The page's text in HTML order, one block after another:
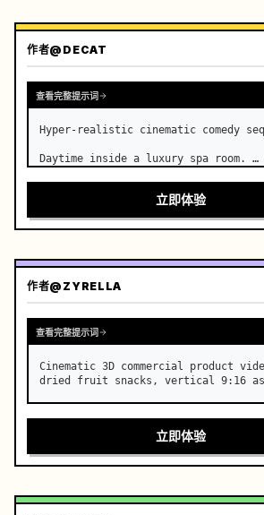
作者@DECAT
查看完整提示词
Hyper-realistic cinematic comedy
Daytime inside a luxury spa room. …
立即体验
作者@ZYRELLA
查看完整提示词
Cinematic 3D commercial product
dried fruit snacks, vertical 9:16
立即体验